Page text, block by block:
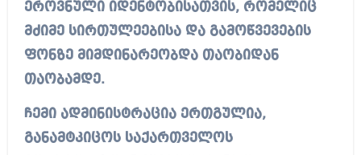
ეროვნული იდენტობისათვის, რომელიც
მძიმე სირთულეებისა და გამოწვევების
ფონზე მიმდინარეობდა თაობიდან
თაობამდე.
ჩემი ადმინისტრაცია ერთგულია,
განამტკიცოს საქართველოს